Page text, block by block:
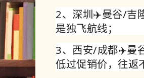
2、深圳✈️曼谷/吉
是独飞航线；
3、西安/成都✈️曼
低过促销价，往返